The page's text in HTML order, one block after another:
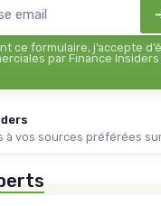
ce formulaire, j’accepte
par Finance
à vos sources préférées